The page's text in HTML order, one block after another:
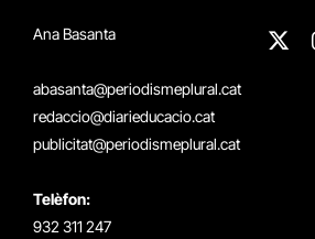
Ana Basanta
abasanta@periodismeplural.cat
redaccio@diarieducacio.cat
publicitat@periodismeplural.cat
Telèfon:
932 311 247
X